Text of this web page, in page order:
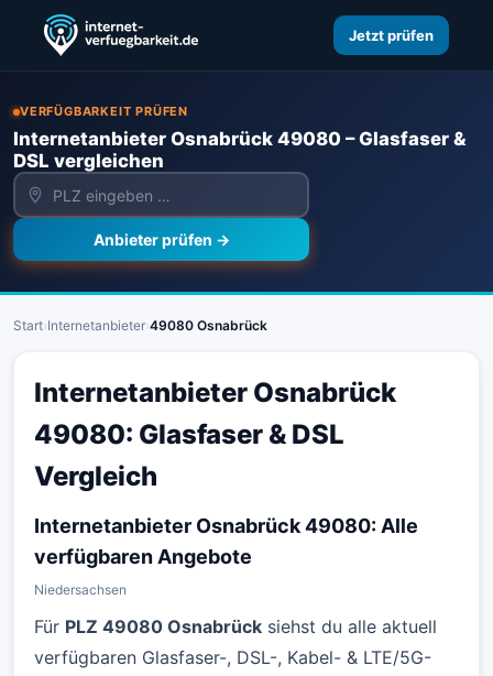
Jetzt prüfen
VERFÜGBARKEIT PRÜFEN
Internetanbieter Osnabrück 49080 – Glasfaser &
DSL vergleichen
Anbieter prüfen →
Start›Internetanbieter›49080 Osnabrück
Internetanbieter Osnabrück
49080: Glasfaser & DSL
Vergleich
Internetanbieter Osnabrück 49080: Alle
verfügbaren Angebote
Niedersachsen
Für PLZ 49080 Osnabrück siehst du alle aktuell
verfügbaren Glasfaser-, DSL-, Kabel- & LTE/5G-